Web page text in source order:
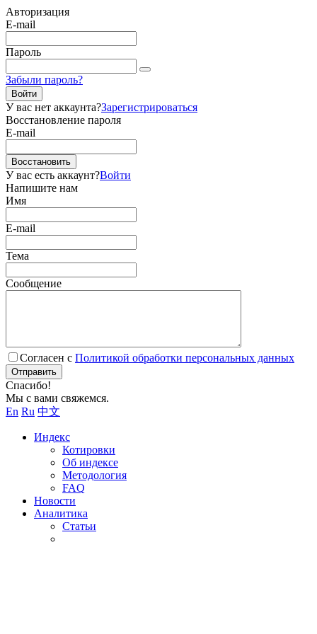
Авторизация
E-mail
Пароль
Забыли пароль?
Войти
У вас нет аккаунта?Зарегистрироваться
Восстановление пароля
E-mail
Восстановить
У вас есть аккаунт?Войти
Напишите нам
Имя
E-mail
Тема
Сообщение
Согласен с Политикой обработки персональных данных
Отправить
Спасибо!
Мы с вами свяжемся.
En Ru 中文
Индекс
Котировки
Об индексе
Методология
FAQ
Новости
Аналитика
Статьи